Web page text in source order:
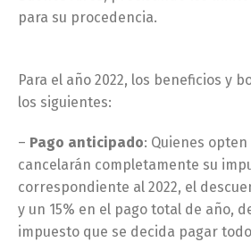
para su procedencia.
Para el año 2022, los beneficios y
los siguientes:
– Pago anticipado: Quienes
cancelarán completamente su
correspondiente al 2022, el
y un 15% en el pago total de año,
impuesto que se decida pagar